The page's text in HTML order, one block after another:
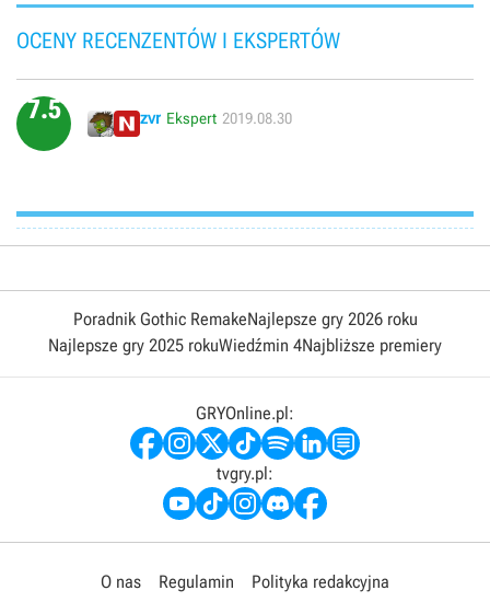
OCENY RECENZENTÓW I EKSPERTÓW
7.5 zvr Ekspert 2019.08.30
Poradnik Gothic RemakeNajlepsze gry 2026 roku
Najlepsze gry 2025 rokuWiedźmin 4Najbliższe premiery
GRYOnline.pl:
tvgry.pl:
O nas Regulamin Polityka redakcyjna